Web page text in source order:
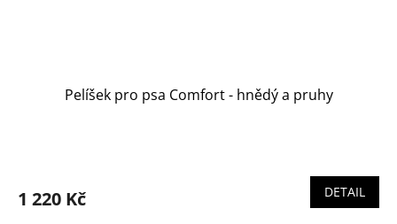
Pelíšek pro psa Comfort - hnědý a pruhy
je
1 220 Kč DETAIL